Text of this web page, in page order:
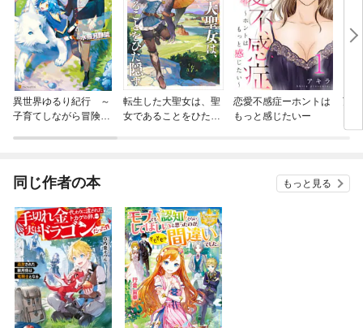
異世界ゆるり紀行 ～
子育てしながら冒険者
転生した大聖女は、聖
女であることをひた隠
恋愛不感症ーホントは
もっと感じたいー
万
ト
同じ作者の本 もっと見る